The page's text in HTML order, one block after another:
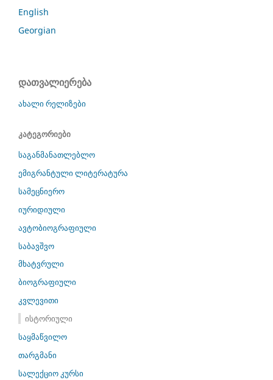
English
Georgian
დათვალიერება
ახალი რელიზები
კატეგორიები
საგანმანათლებლო
ემიგრანტული ლიტერატურა
სამეცნიერო
იურიდიული
ავტობიოგრაფიული
საბავშვო
მხატვრული
ბიოგრაფიული
კვლევითი
ისტორიული
საყმაწვილო
თარგმანი
სალექციო კურსი